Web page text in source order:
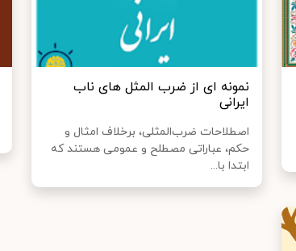
نمونه ای از ضرب المثل های ناب
ایرانی
اصطلاحات ضرب‌المثلی، برخلاف امثال و
حکم، عباراتی مصطلح و عمومی هستند که
ابتدا با...